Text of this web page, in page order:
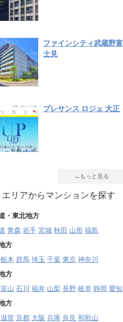
ファインシティ武蔵野富
士見
プレサンス ロジェ 大正
→もっと見る
エリアからマンションを探す
・東北地方
青森 岩手 宮城 秋田 山形 福島
方
栃木 群馬 埼玉 千葉 東京 神奈川
方
富山 石川 福井 山梨 長野 岐阜 静岡 愛知
方
滋賀 京都 大阪 兵庫 奈良 和歌山